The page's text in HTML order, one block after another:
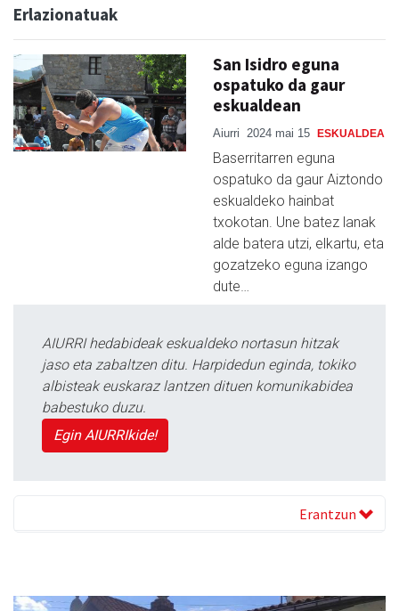
Erlazionatuak
San Isidro eguna
ospatuko da gaur
eskualdean
Aiurri 2024 mai 15 ESKUALDEA
Baserritarren eguna
ospatuko da gaur Aiztondo
eskualdeko hainbat
txokotan. Une batez lanak
alde batera utzi, elkartu, eta
gozatzeko eguna izango
dute…
AIURRI hedabideak eskualdeko nortasun hitzak
jaso eta zabaltzen ditu. Harpidedun eginda, tokiko
albisteak euskaraz lantzen dituen komunikabidea
babestuko duzu.
Egin AIURRIkide!
Erantzun